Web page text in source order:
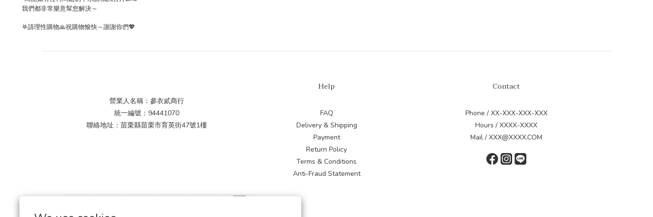
我們都非常樂意幫您解決～
𖤐請理性購物🙏祝購物愉快～謝謝你們💖
營業人名稱：參衣貳商行
統一編號：94441070
聯絡地址：苗栗縣苗栗市育英街47號1樓
Help
FAQ
Delivery & Shipping
Payment
Return Policy
Terms & Conditions
Anti-Fraud Statement
Contact
Phone / XX-XXX-XXX-XXX
Hours / XXXX-XXXX
Mail / XXX@XXXX.COM